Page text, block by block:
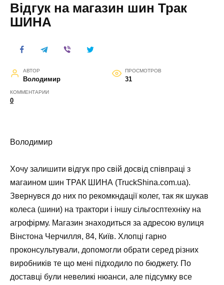
Відгук на магазин шин Трак
ШИНА
АВТОР
Володимир
ПРОСМОТРОВ
31
КОММЕНТАРИИ
0
Володимир
Хочу залишити відгук про свій досвід співпраці з
магаином шин ТРАК ШИНА (TruckShina.com.ua).
Звернувся до них по рекомкндації колег, так як шукав
колеса (шини) на трактори і іншу сільгосптехніку на
агрофірму. Магазин знаходиться за адресою вулиця
Вінстона Черчилля, 84, Київ. Хлопці гарно
проконсультували, допомогли обрати серед різних
виробників те що мені підходило по бюджету. По
доставці були невеликі нюанси, але підсумку все